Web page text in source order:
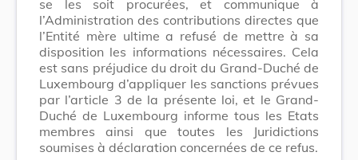
se les soit procurées, et communique à
l’Administration des contributions directes que
l’Entité mère ultime a refusé de mettre à sa
disposition les informations nécessaires. Cela
est sans préjudice du droit du Grand-Duché de
Luxembourg d’appliquer les sanctions prévues
par l’article 3 de la présente loi, et le Grand-
Duché de Luxembourg informe tous les Etats
membres ainsi que toutes les Juridictions
soumises à déclaration concernées de ce refus.